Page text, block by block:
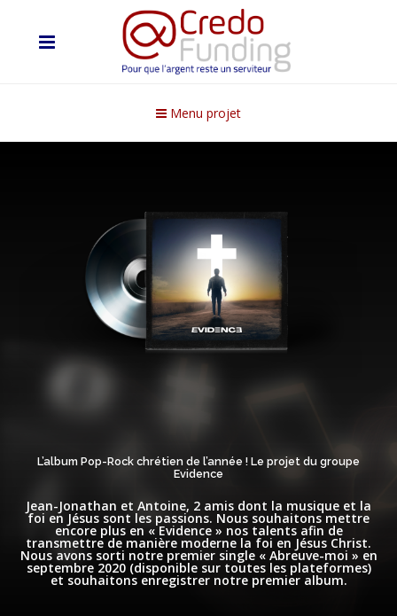
Menu projet
L’album Pop-Rock chrétien de l’année ! Le projet du groupe
Evidence
Jean-Jonathan et Antoine, 2 amis dont la musique et la
foi en Jésus sont les passions. Nous souhaitons mettre
encore plus en « Evidence » nos talents afin de
transmettre de manière moderne la foi en Jésus Christ.
Nous avons sorti notre premier single « Abreuve-moi » en
septembre 2020 (disponible sur toutes les plateformes)
et souhaitons enregistrer notre premier album.